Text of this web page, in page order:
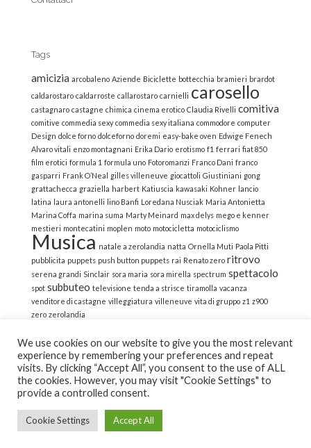
Tags
amicizia arcobaleno Aziende Biciclette bottecchia bramieri brardot
caldarostaro caldarroste callarostaro carnielli carosello
castagnaro castagne chimica cinema erotico Claudia Rivelli comitiva
comitive commedia sexy commedia sexy italiana commodore computer
Design dolce forno dolceforno doremi easy-bake oven Edwige Fenech
Alvaro vitali enzo montagnani Erika Dario erotismo f1 ferrari fiat 850
film erotici formula 1 formula uno Fotoromanzi Franco Dani franco
gasparri Frank O’Neal gilles villeneuve giocattoli Giustiniani gong
grattachecca graziella harbert Katiuscia kawasaki Kohner lancio
latina laura antonelli lino Banfi Loredana Nusciak Maria Antonietta
Marina Coffa marina suma Marty Meinard max delys mego e kenner
mestieri montecatini moplen moto motocicletta motociclismo
Musica natale a zerolandia natta Ornella Muti Paola Pitti
pubblicita puppets push button puppets rai Renato zero ritrovo
serena grandi Sinclair sora maria sora mirella spectrum spettacolo
spot subbuteo televisione tenda a strisce tiramolla vacanza
venditore di castagne villeggiatura villeneuve vita di gruppo z1 z900
zero zerolandia
© 2022 La Strana Nostalgia | All Rights Reserved | Powered
We use cookies on our website to give you the most relevant
experience by remembering your preferences and repeat
visits. By clicking “Accept All”, you consent to the use of ALL
the cookies. However, you may visit "Cookie Settings" to
provide a controlled consent.
Cookie Settings Accept All